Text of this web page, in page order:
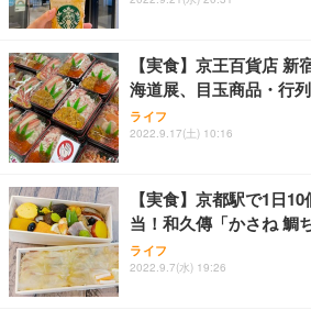
【実食】京王百貨店
海道展、目玉商品・行
ライフ
2022.9.17(土) 10:16
【実食】京都駅で1日
当！和久傳「かさね 鯛
ライフ
2022.9.7(水) 19:26